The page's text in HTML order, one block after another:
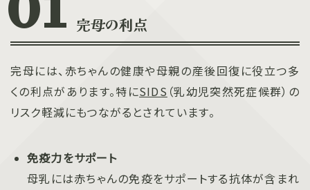
完母の利点
完母には、赤ちゃんの健康や母親の産後回復に役立つ多
くの利点があります。特にSIDS （乳幼児突然死症候群）の
リスク軽減にもつながるとされています。
免疫力をサポート
母乳には赤ちゃんの免疫をサポートする抗体が含まれ